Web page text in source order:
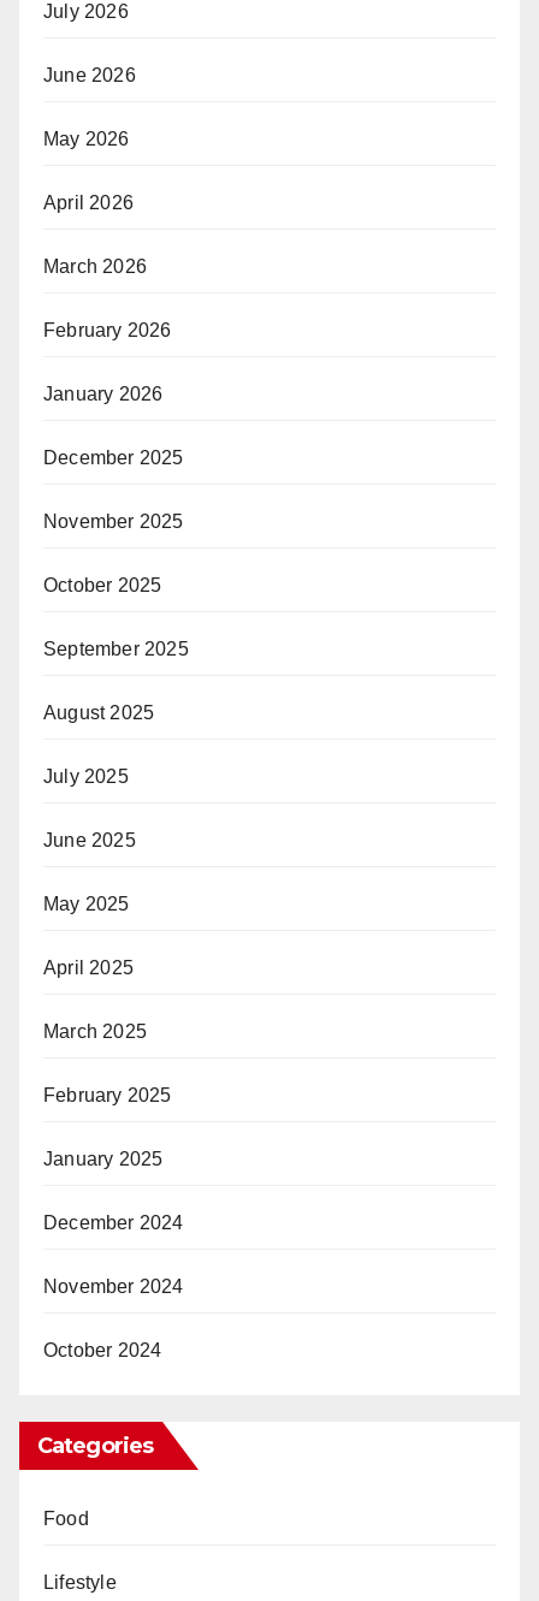
July 2026
June 2026
May 2026
April 2026
March 2026
February 2026
January 2026
December 2025
November 2025
October 2025
September 2025
August 2025
July 2025
June 2025
May 2025
April 2025
March 2025
February 2025
January 2025
December 2024
November 2024
October 2024
Categories
Food
Lifestyle